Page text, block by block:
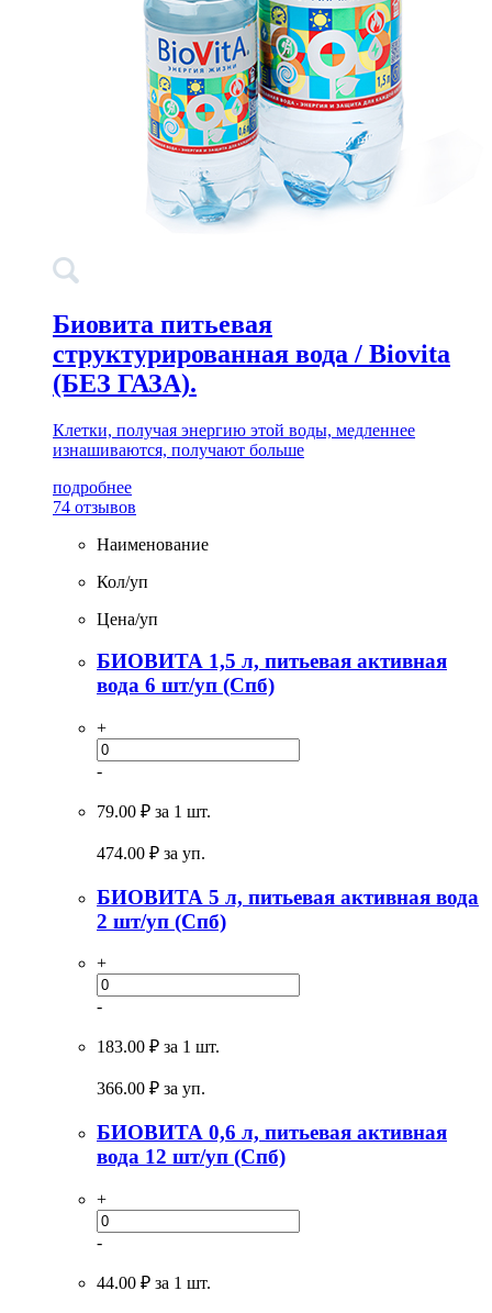
Биовита питьевая
структурированная вода / Biovita
(БЕЗ ГАЗА).
Клетки, получая энергию этой воды, медленнее
изнашиваются, получают больше
подробнее
74 отзывов
Наименование
Кол/уп
Цена/уп
БИОВИТА 1,5 л, питьевая активная
вода 6 шт/уп (Спб)
+
-
79.00 ₽ за 1 шт.
474.00 ₽ за уп.
БИОВИТА 5 л, питьевая активная вода
2 шт/уп (Спб)
+
-
183.00 ₽ за 1 шт.
366.00 ₽ за уп.
БИОВИТА 0,6 л, питьевая активная
вода 12 шт/уп (Спб)
+
-
44.00 ₽ за 1 шт.